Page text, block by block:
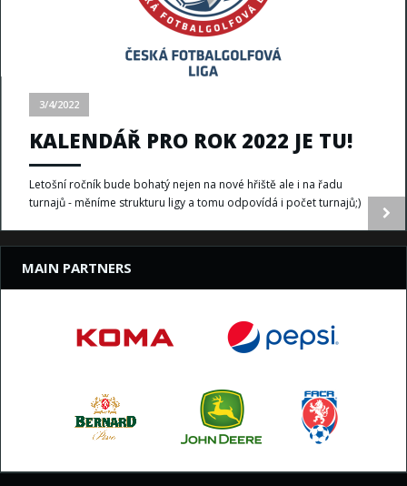
3/4/2022
KALENDÁŘ PRO ROK 2022 JE TU!
Letošní ročník bude bohatý nejen na nové hřiště ale i na řadu
turnajů - měníme strukturu ligy a tomu odpovídá i počet turnajů;)
MAIN PARTNERS